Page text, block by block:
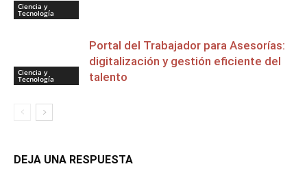
Ciencia y
Tecnología
Ciencia y
Tecnología
Portal del Trabajador para Asesorías:
digitalización y gestión eficiente del
talento
DEJA UNA RESPUESTA